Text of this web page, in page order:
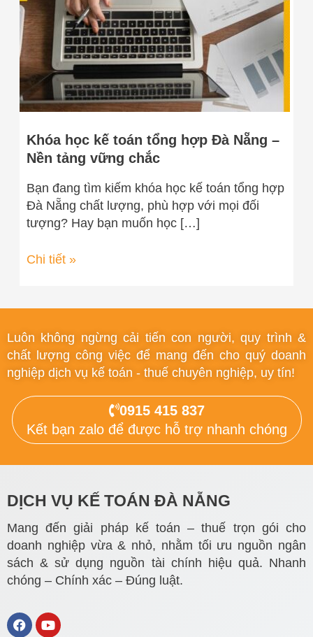
Khóa học kế toán tổng hợp Đà Nẵng –
Nền tảng vững chắc
Bạn đang tìm kiếm khóa học kế toán tổng hợp
Đà Nẵng chất lượng, phù hợp với mọi đối
tượng? Hay bạn muốn học […]
hợp
Đà
Nẵng
–
Nền
tảng
vững
chắc
Chi tiết »
Luôn không ngừng cải tiến con người, quy trình &
chất lượng công việc để mang đến cho quý doanh
nghiệp dịch vụ kế toán - thuế chuyên nghiệp, uy tín!
0915 415 837
Kết bạn zalo để được hỗ trợ nhanh chóng
DỊCH VỤ KẾ TOÁN ĐÀ NẴNG
Mang đến giải pháp kế toán – thuế trọn gói cho
doanh nghiệp vừa & nhỏ, nhằm tối ưu nguồn ngân
sách & sử dụng nguồn tài chính hiệu quả. Nhanh
chóng – Chính xác – Đúng luật.
F
a
Y
o